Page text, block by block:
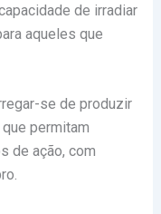
de irradiar
aqueles que
se de produzir
permitam
de ação, com